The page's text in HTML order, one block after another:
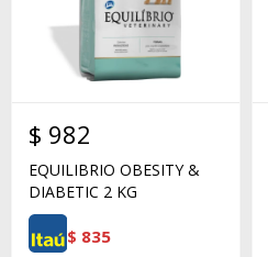
$ 982
EQUILIBRIO OBESITY &
DIABETIC 2 KG
$ 835